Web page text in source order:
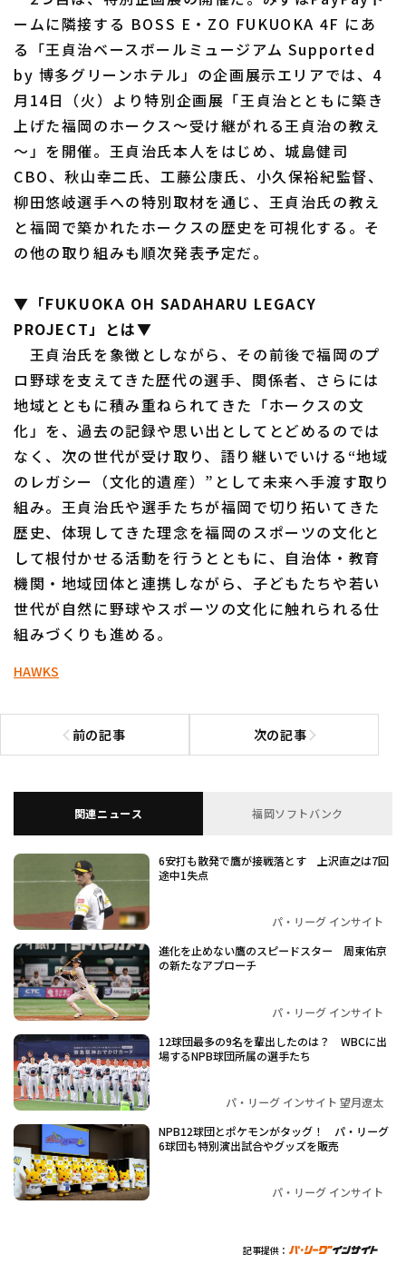
利用規約 プライバシーポリシー
運営会社（別ウィンドウで開く） よくある質問
特定商取引法の表示 アルバイト募集（別ウィンドウで開く
ームに隣接する BOSS E・ZO FUKUOKA 4F にあ
る「王貞治ベースボールミュージアム Supported
by 博多グリーンホテル」の企画展示エリアでは、4
月14日（火）より特別企画展「王貞治とともに築き
上げた福岡のホークス～受け継がれる王貞治の教え
～」を開催。王貞治氏本人をはじめ、城島健司
CBO、秋山幸二氏、工藤公康氏、小久保裕紀監督、
柳田悠岐選手への特別取材を通じ、王貞治氏の教え
と福岡で築かれたホークスの歴史を可視化する。そ
の他の取り組みも順次発表予定だ。
▼「FUKUOKA OH SADAHARU LEGACY
PROJECT」とは▼
王貞治氏を象徴としながら、その前後で福岡のプ
ロ野球を支えてきた歴代の選手、関係者、さらには
地域とともに積み重ねられてきた「ホークスの文
化」を、過去の記録や思い出としてとどめるのでは
なく、次の世代が受け取り、語り継いでいける“地域
のレガシー（文化的遺産）”として未来へ手渡す取り
組み。王貞治氏や選手たちが福岡で切り拓いてきた
歴史、体現してきた理念を福岡のスポーツの文化と
して根付かせる活動を行うとともに、自治体・教育
機関・地域団体と連携しながら、子どもたちや若い
世代が自然に野球やスポーツの文化に触れられる仕
組みづくりも進める。
HAWKS
前の記事
前の記事へ 次の記事次の記事へ
関連ニュース 福岡ソフトバンク
6安打も散発で鷹が接戦落とす 上沢直之は7回
途中1失点
パ・リーグ インサイト
進化を止めない鷹のスピードスター 周東佑京
の新たなアプローチ
パ・リーグ インサイト
12球団最多の9名を輩出したのは？ WBCに出
場するNPB球団所属の選手たち
パ・リーグ インサイト 望月遼太
NPB12球団とポケモンがタッグ！ パ・リーグ
6球団も特別演出試合やグッズを販売
パ・リーグ インサイト
記事提供：